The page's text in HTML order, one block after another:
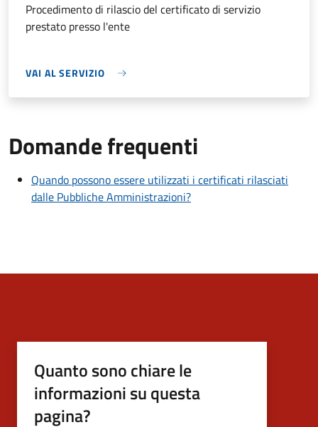
Procedimento di rilascio del certificato di servizio
prestato presso l'ente
VAI AL SERVIZIO
Domande frequenti
Quando possono essere utilizzati i certificati rilasciati
dalle Pubbliche Amministrazioni?
Quanto sono chiare le
informazioni su questa
pagina?